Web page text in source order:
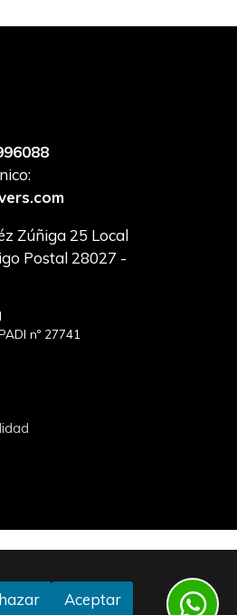
Zúñiga 25 Local
Postal 28027 -
nº 27741
Aceptar